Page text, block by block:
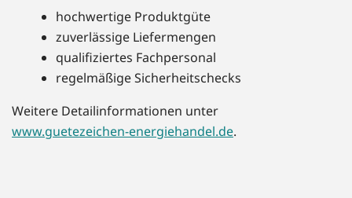
hochwertige Produktgüte
zuverlässige Liefermengen
qualifiziertes Fachpersonal
regelmäßige Sicherheitschecks
Weitere Detailinformationen unter
www.guetezeichen-energiehandel.de.